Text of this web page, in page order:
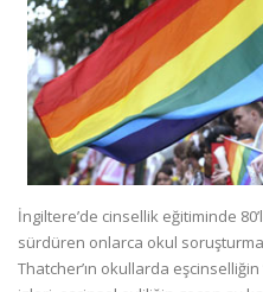
İngiltere’de cinsellik eğitiminde
sürdüren onlarca okul soruşturma
Thatcher’ın okullarda eşcinselliğin